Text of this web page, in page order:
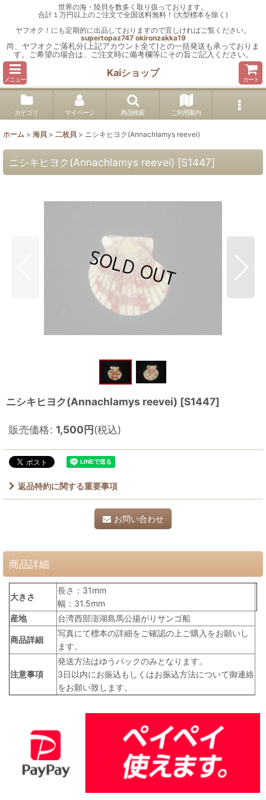
世界の海・陸貝を数多く取り扱っております。
合計１万円以上のご注文で全国送料無料！(大型標本を除く)
ヤフオク！にも定期的に出品しておりますので宜しければご覧ください。
supertopaz747 okironzakka19
尚、ヤフオクご落札分(上記アカウント全て)との一括発送も承っておりま
す。ご希望の場合は、ご注文時に備考欄等にその旨ご記入ください。
メニュー
Kaiショップ
カート
カテゴリ マイページ 商品検索 ご利用案内
ホーム > 海貝 > 二枚貝 > ニシキヒヨク(Annachlamys reevei)
ニシキヒヨク(Annachlamys reevei) [S1447]
ニシキヒヨク(Annachlamys reevei) [S1447]
販売価格: 1,500円(税込)
返品特約に関する重要事項
お問い合わせ
商品詳細
大きさ
長さ：31mm
幅：31.5mm
産地
台湾西部澎湖島馬公揚がりサンゴ船
商品詳細
写真にて標本の詳細をご確認の上ご購入をお願いし
ます。
注意事項
発送方法はゆうパックのみとなります。
3日以内にお振込もしくはお振込方法について御連絡
をお願い致します。